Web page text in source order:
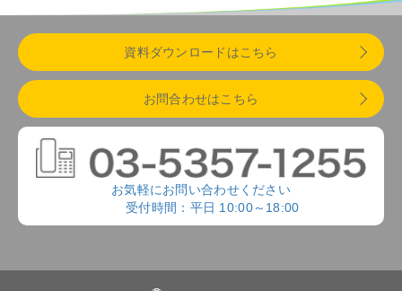
資料ダウンロードはこちら
お問合わせはこちら
お気軽にお問い合わせください
受付時間：平日 10:00～18:00